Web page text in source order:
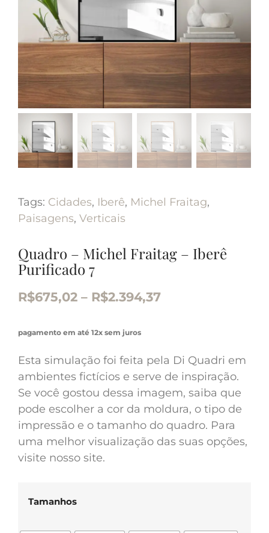
Tags: Cidades, Iberê, Michel Fraitag,
Paisagens, Verticais
Quadro – Michel Fraitag – Iberê
Purificado 7
R$675,02 – R$2.394,37
pagamento em até 12x sem juros
Esta simulação foi feita pela Di Quadri em
ambientes fictícios e serve de inspiração.
Se você gostou dessa imagem, saiba que
pode escolher a cor da moldura, o tipo de
impressão e o tamanho do quadro. Para
uma melhor visualização das suas opções,
visite nosso site.
Tamanhos